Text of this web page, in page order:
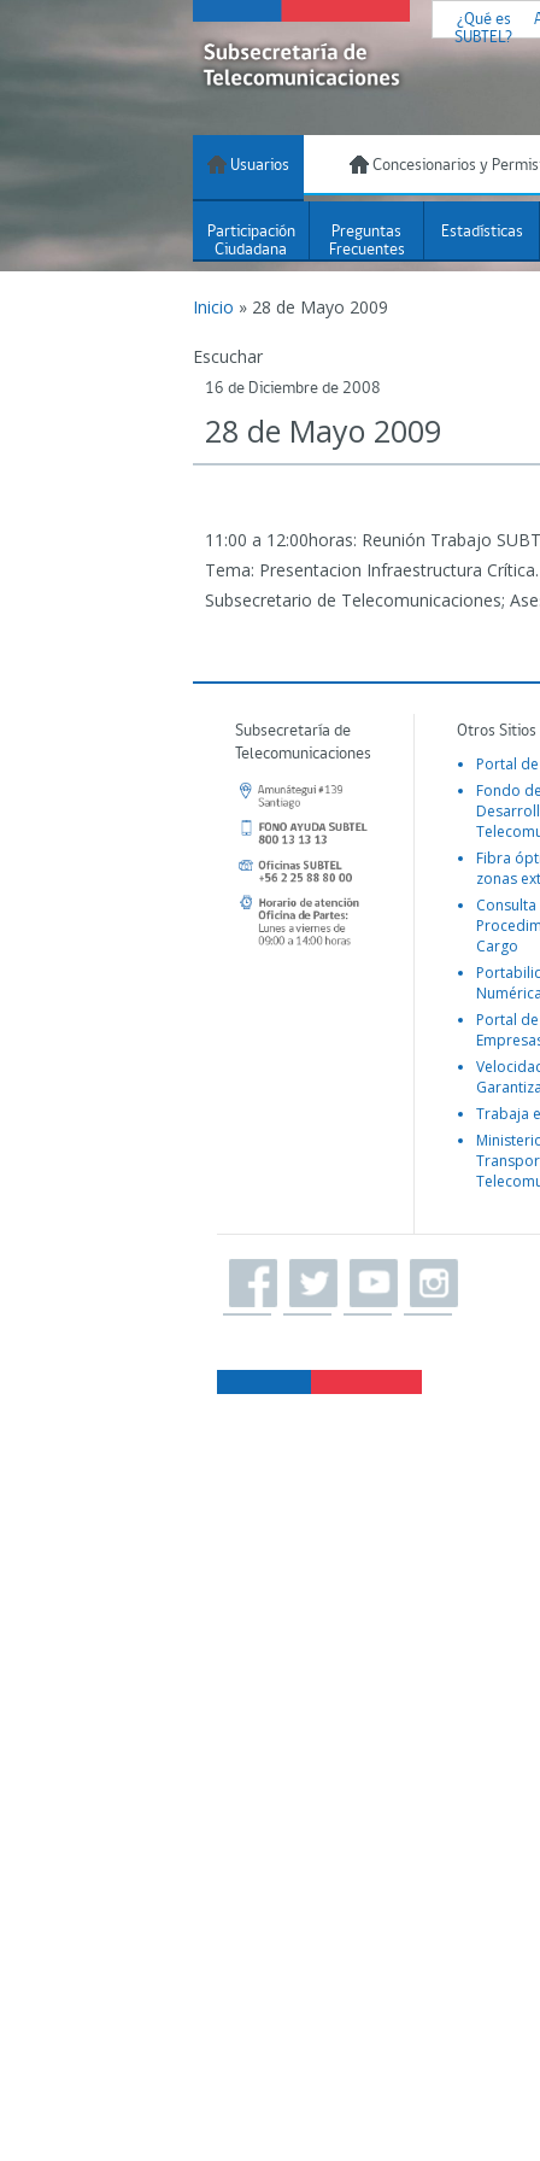
¿Qué es
SUBTEL?
Usuarios Concesionarios y
Participación
Ciudadana
Preguntas
Frecuentes
Estadísticas
Inicio » 28 de Mayo 2009
Escuchar
16 de Diciembre de 2008
28 de Mayo 2009
11:00 a 12:00horas: Reunión Trabajo
Tema: Presentacion Infraestructura
Subsecretario de Telecomunicaciones;
Subsecretaría de
Telecomunicaciones
Otros
Portal
Fondo
Fibra
zonas
Consulta
Cargo
Portal
Trabaja